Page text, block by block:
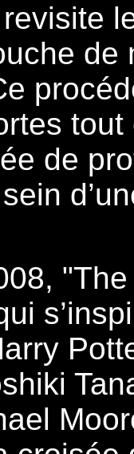
de
de